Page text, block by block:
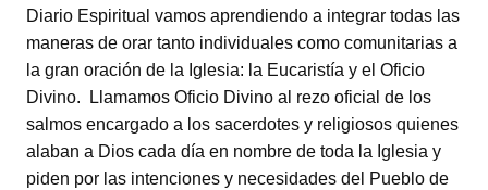
Diario Espiritual vamos aprendiendo a integrar todas las
maneras de orar tanto individuales como comunitarias a
la gran oración de la Iglesia: la Eucaristía y el Oficio
Divino. Llamamos Oficio Divino al rezo oficial de los
salmos encargado a los sacerdotes y religiosos quienes
alaban a Dios cada día en nombre de toda la Iglesia y
piden por las intenciones y necesidades del Pueblo de